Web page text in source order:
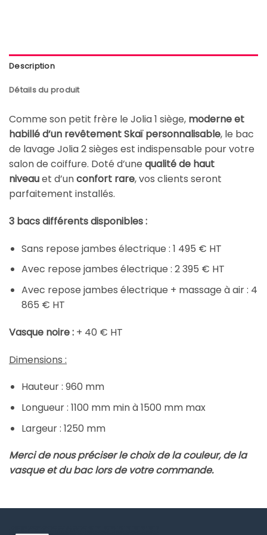
Description
Détails du produit
Comme son petit frère le Jolia 1 siège, moderne et
habillé d’un revêtement Skaï personnalisable, le bac
de lavage Jolia 2 sièges est indispensable pour votre
salon de coiffure. Doté d’une qualité de haut
niveauet d’unconfort rare, vos clients seront
parfaitement installés.
3 bacs différents disponibles :
Sans repose jambes électrique : 1 495 € HT
Avec repose jambes électrique : 2 395 € HT
Avec repose jambes électrique + massage à air : 4
865 € HT
Vasque noire : + 40 € HT
Dimensions :
Hauteur : 960 mm
Longueur : 1100 mm min à 1500 mm max
Largeur : 1250 mm
Merci de nous préciser le choix de la couleur, de la
vasque et du bac lors de votre commande.